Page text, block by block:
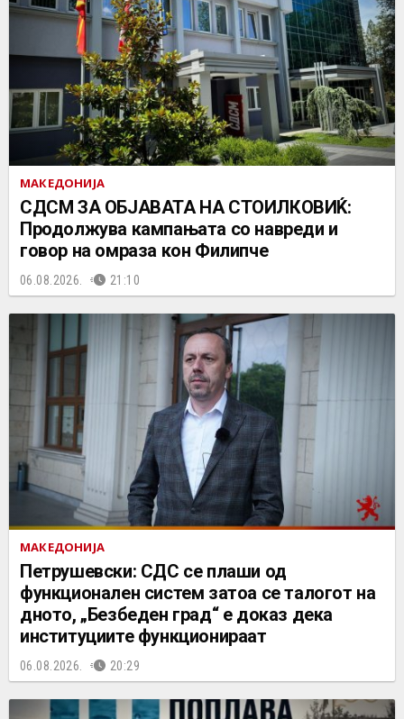
МАКЕДОНИЈА
СДСМ ЗА ОБЈАВАТА НА СТОИЛКОВИЌ:
Продолжува кампањата со навреди и
говор на омраза кон Филипче
06.08.2026. 21:10
МАКЕДОНИЈА
Петрушевски: СДС се плаши од
функционален систем затоа се талогот на
дното, „Безбеден град“ е доказ дека
институциите функционираат
06.08.2026. 20:29